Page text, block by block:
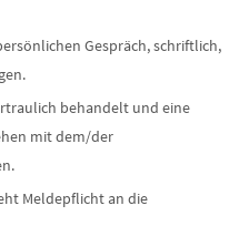
Gespräch, schriftlich,
behandelt und eine
mit dem/der
Meldepflicht an die